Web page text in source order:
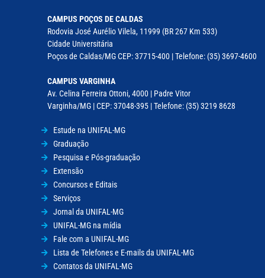
CAMPUS POÇOS DE CALDAS
Rodovia José Aurélio Vilela, 11999 (BR 267 Km 533)
Cidade Universitária
Poços de Caldas/MG CEP: 37715-400 | Telefone: (35) 3697-4600
CAMPUS VARGINHA
Av. Celina Ferreira Ottoni, 4000 | Padre Vitor
Varginha/MG | CEP: 37048-395 | Telefone: (35) 3219 8628
Estude na UNIFAL-MG
Graduação
Pesquisa e Pós-graduação
Extensão
Concursos e Editais
Serviços
Jornal da UNIFAL-MG
UNIFAL-MG na mídia
Fale com a UNIFAL-MG
Lista de Telefones e E-mails da UNIFAL-MG
Contatos da UNIFAL-MG